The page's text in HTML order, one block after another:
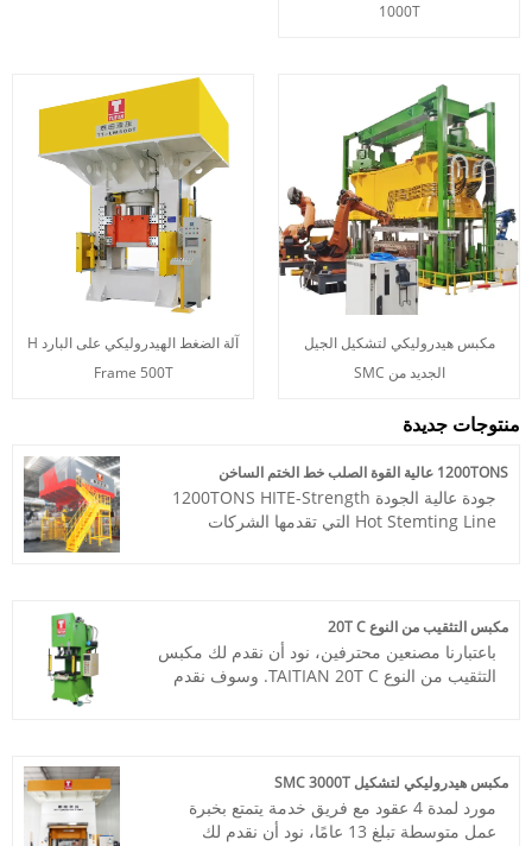
1000T
مكبس هيدروليكي لتشكيل الجيل
الجديد من SMC
آلة الضغط الهيدروليكي على البارد H
Frame 500T
منتوجات جديدة
1200TONS عالية القوة الصلب خط الختم الساخن
جودة عالية الجودة 1200TONS HITE-Strength
Hot Stemting Line التي تقدمها الشركات
الدفع: T/T ، L/C.
أصل المنتج: الصين
ميناء الشحن: تشينغداو ، شنغهاي
طلبي: 1
مكبس التثقيب من النوع 20T C
باعتبارنا مصنعين محترفين، نود أن نقدم لك مكبس
التثقيب من النوع TAITIAN 20T C. وسوف نقدم
أصل المنتج: الصين
اللون: حسب متطلبات العميل
ميناء الشحن: تشينغداو، شنغهاي
مكبس هيدروليكي لتشكيل SMC 3000T
مورد لمدة 4 عقود مع فريق خدمة يتمتع بخبرة
عمل متوسطة تبلغ 13 عامًا، نود أن نقدم لك